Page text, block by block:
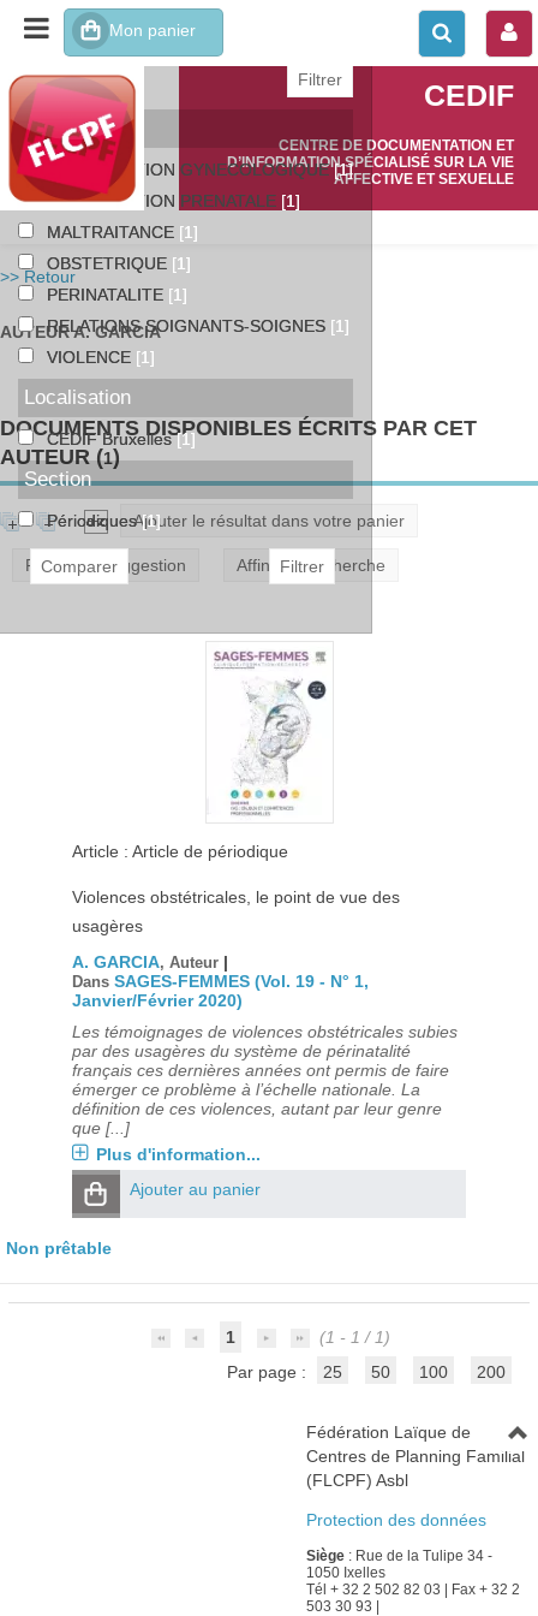
CEDIF
CENTRE DE DOCUMENTATION ET
D’INFORMATION SPÉCIALISÉ SUR LA VIE
AFFECTIVE ET SEXUELLE
>> Retour
AUTEUR A. GARCIA
DOCUMENTS DISPONIBLES ÉCRITS PAR CET
AUTEUR (1)
Ajouter le résultat dans votre panier
Faire une suggestion Affiner la recherche
Article : Article de périodique
Violences obstétricales, le point de vue des
usagères
A. GARCIA, Auteur |
Dans SAGES-FEMMES (Vol. 19 - N° 1,
Janvier/Février 2020)
Les témoignages de violences obstétricales subies
par des usagères du système de périnatalité
français ces dernières années ont permis de faire
émerger ce problème à l’échelle nationale. La
définition de ces violences, autant par leur genre
que [...]
Plus d'information...
Ajouter au panier
Non prêtable
1
(1 - 1 / 1)
Par page :
25 50 100 200
affiner ou comparer
Catégories
CONSULTATION GYNECOLOGIQUE[1]
CONSULTATION PRENATALE [1]
MALTRAITANCE [1]
OBSTETRIQUE [1]
PERINATALITE [1]
RELATIONS SOIGNANTS-SOIGNES [1]
VIOLENCE [1]
Localisation
CEDIF Bruxelles[1]
Section
Périodiques[1]
Fédération Laïque de
Centres de Planning Familial
(FLCPF) Asbl
Protection des données
Siège: Rue de la Tulipe 34 -
1050 Ixelles
Tél + 32 2 502 82 03 | Fax + 32 2
503 30 93 |